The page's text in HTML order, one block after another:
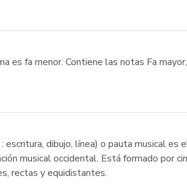
es fa menor. Contiene las notas Fa
escritura, dibujo, línea) o pauta musical
musical occidental. Está formado por
rectas y equidistantes.